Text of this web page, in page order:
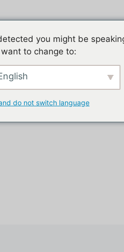
you might be
to change to:
do not switch language